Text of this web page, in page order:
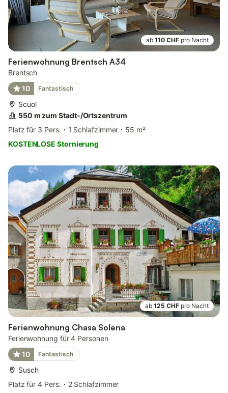
ab 110 CHF pro Nacht
Ferienwohnung Brentsch A34
Brentsch
10
Fantastisch
Scuol
550 m zum Stadt-/Ortszentrum
Platz für 3 Pers.
1 Schlafzimmer
55 m²
KOSTENLOSE Stornierung
ab 125 CHF pro Nacht
Ferienwohnung Chasa Solena
Ferienwohnung für 4 Personen
10
Fantastisch
Susch
Platz für 4 Pers.
2 Schlafzimmer